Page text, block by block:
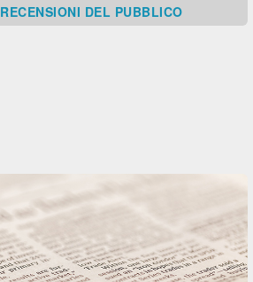
RECENSIONI DEL PUBBLICO